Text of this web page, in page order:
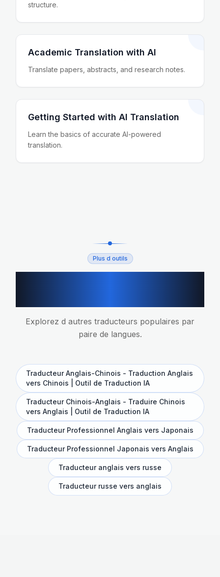
structure.
Academic Translation with AI
Translate papers, abstracts, and research notes.
Getting Started with AI Translation
Learn the basics of accurate AI-powered
translation.
Plus d outils
Explorez d autres traducteurs populaires par
paire de langues.
Traducteur Anglais-Chinois - Traduction Anglais
vers Chinois | Outil de Traduction IA
Traducteur Chinois-Anglais - Traduire Chinois
vers Anglais | Outil de Traduction IA
Traducteur Professionnel Anglais vers Japonais
Traducteur Professionnel Japonais vers Anglais
Traducteur anglais vers russe
Traducteur russe vers anglais